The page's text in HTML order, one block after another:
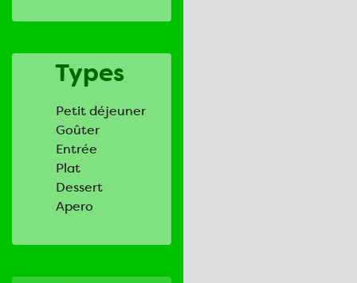
Types
Petit déjeuner
Goûter
Entrée
Plat
Dessert
Apero